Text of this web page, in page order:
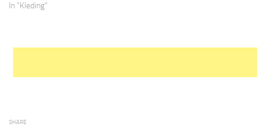
In "Kleding"
SHARE